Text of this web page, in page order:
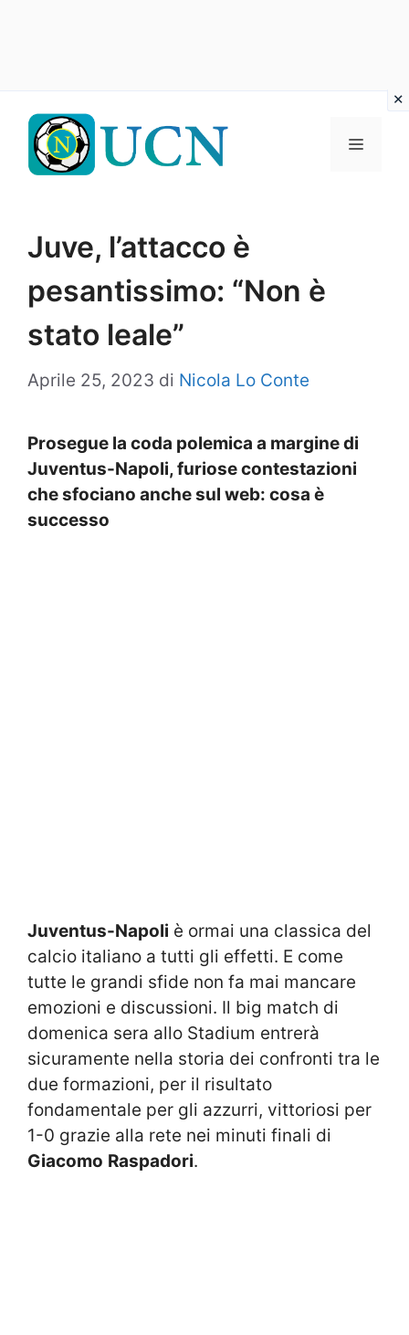
contenuto
Menu
Juve, l’attacco è
pesantissimo: “Non è
stato leale”
Aprile 25, 2023 di Nicola Lo Conte
Prosegue la coda polemica a margine di
Juventus-Napoli, furiose contestazioni
che sfociano anche sul web: cosa è
successo
Juventus-Napoli è ormai una classica del
calcio italiano a tutti gli effetti. E come
tutte le grandi sfide non fa mai mancare
emozioni e discussioni. Il big match di
domenica sera allo Stadium entrerà
sicuramente nella storia dei confronti tra le
due formazioni, per il risultato
fondamentale per gli azzurri, vittoriosi per
1-0 grazie alla rete nei minuti finali di
Giacomo Raspadori.